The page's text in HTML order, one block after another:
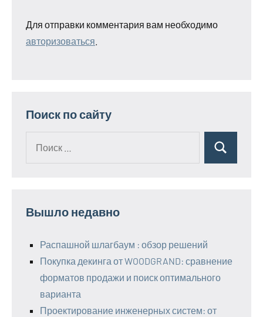
Для отправки комментария вам необходимо
авторизоваться
Поиск по сайту
Поиск
Вышло недавно
Распашной шлагбаум : обзор решений
Покупка декинга от WOODGRAND: сравнение
форматов продажи и поиск оптимального
варианта
Проектирование инженерных систем: от